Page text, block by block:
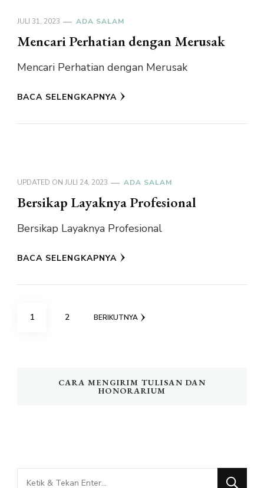
JULI 31, 2023 ADA SALAM
Mencari Perhatian dengan Merusak
Mencari Perhatian dengan Merusak
BACA SELENGKAPNYA
UPDATED ON JULI 24, 2023 ADA SALAM
Bersikap Layaknya Profesional
Bersikap Layaknya Profesional
BACA SELENGKAPNYA
Paginasi
HALAMAN
1 HALAMAN
2 BERIKUTNYA
CARA MENGIRIM TULISAN DAN
HONORARIUM
Mencari